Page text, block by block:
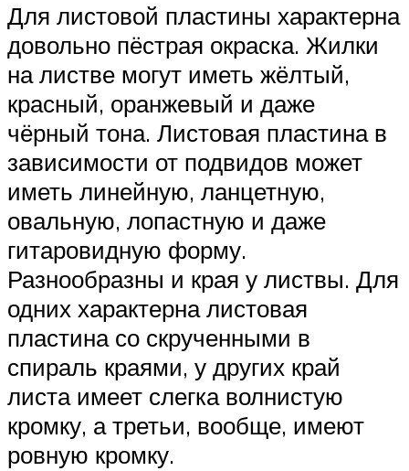
Для листовой пластины характерна
довольно пёстрая окраска. Жилки
на листве могут иметь жёлтый,
красный, оранжевый и даже
чёрный тона. Листовая пластина в
зависимости от подвидов может
иметь линейную, ланцетную,
овальную, лопастную и даже
гитаровидную форму.
Разнообразны и края у листвы. Для
одних характерна листовая
пластина со скрученными в
спираль краями, у других край
листа имеет слегка волнистую
кромку, а третьи, вообще, имеют
ровную кромку.